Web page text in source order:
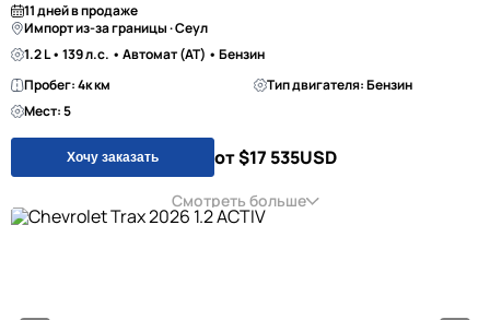
11 дней в продаже
Импорт из-за границы · Сеул
1.2 L • 139 л.с. • Автомат (AT) • Бензин
Пробег: 4к км
Тип двигателя: Бензин
Мест: 5
Хочу заказать от $17 535USD
Смотреть больше